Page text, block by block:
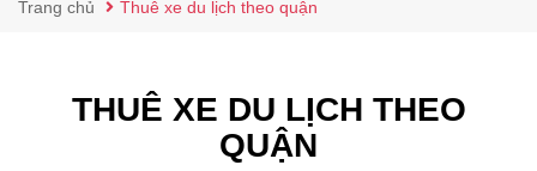
Trang chủ Thuê xe du lịch theo quận
THUÊ XE DU LỊCH THEO
QUẬN